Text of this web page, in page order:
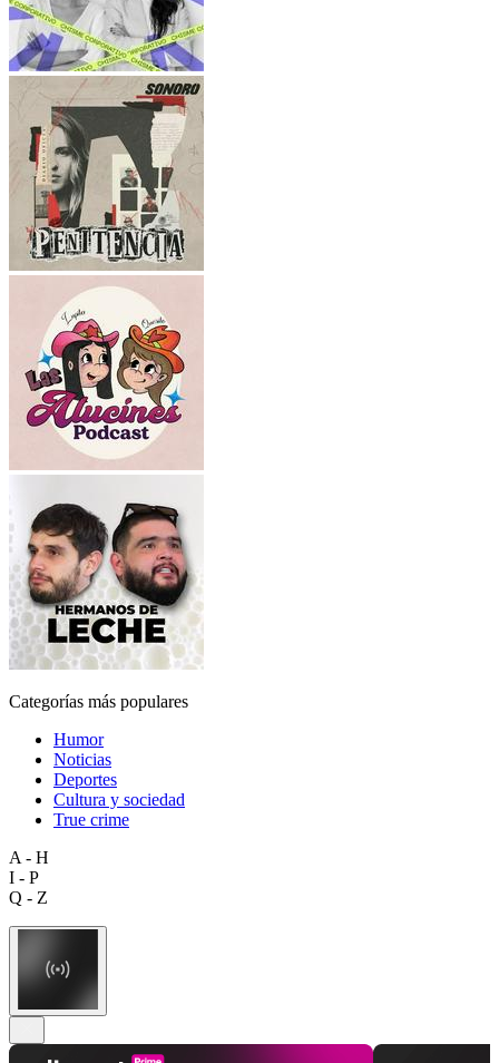
Categorías más populares
Humor
Noticias
Deportes
Cultura y sociedad
True crime
A - H
I - P
Q - Z